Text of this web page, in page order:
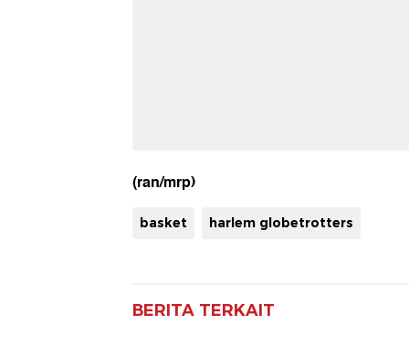
(ran/mrp)
basket harlem globetrotters
BERITA TERKAIT